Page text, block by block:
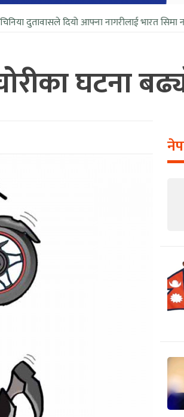
आफ्ना नागरीलाई भारत सिमा नाकामा नजान
घटना